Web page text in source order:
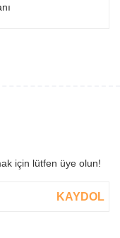
için lütfen üye olun!
KAYDOL